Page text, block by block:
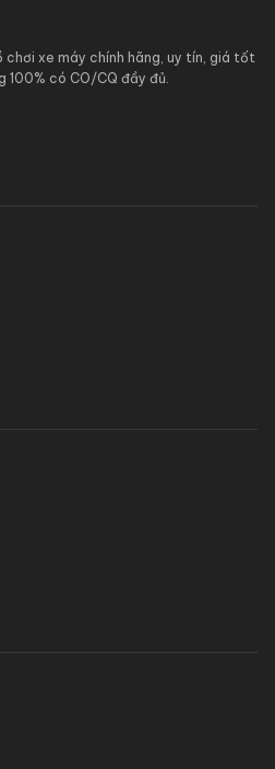
chơi xe máy chính hãng, uy tín, giá tốt
100% có CO/CQ đầy đủ.